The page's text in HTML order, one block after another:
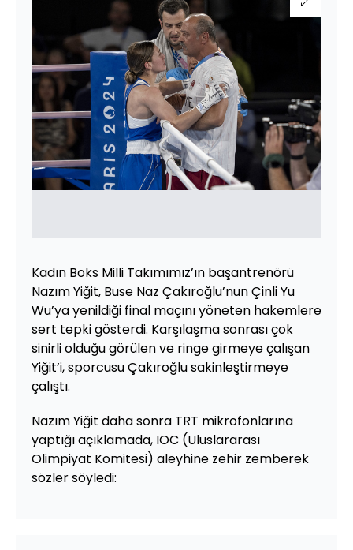
Kadın Boks Milli Takımımız’ın başantrenörü
Nazım Yiğit, Buse Naz Çakıroğlu’nun Çinli Yu
Wu’ya yenildiği final maçını yöneten hakemlere
sert tepki gösterdi. Karşılaşma sonrası çok
sinirli olduğu görülen ve ringe girmeye çalışan
Yiğit’i, sporcusu Çakıroğlu sakinleştirmeye
çalıştı.
Nazım Yiğit daha sonra TRT mikrofonlarına
yaptığı açıklamada, IOC (Uluslararası
Olimpiyat Komitesi) aleyhine zehir zemberek
sözler söyledi: